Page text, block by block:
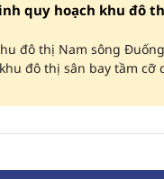
quy hoạch khu đô
đô thị Nam sông
đô thị sân bay tầm cỡ